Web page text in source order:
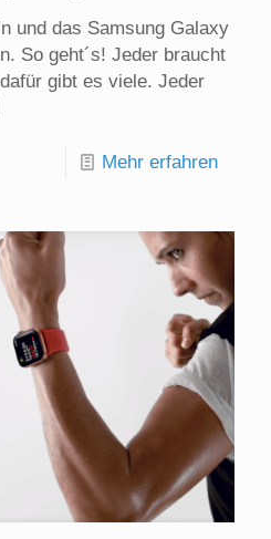
und das Samsung Galaxy
So geht´s! Jeder braucht
gibt es viele. Jeder
Mehr erfahren